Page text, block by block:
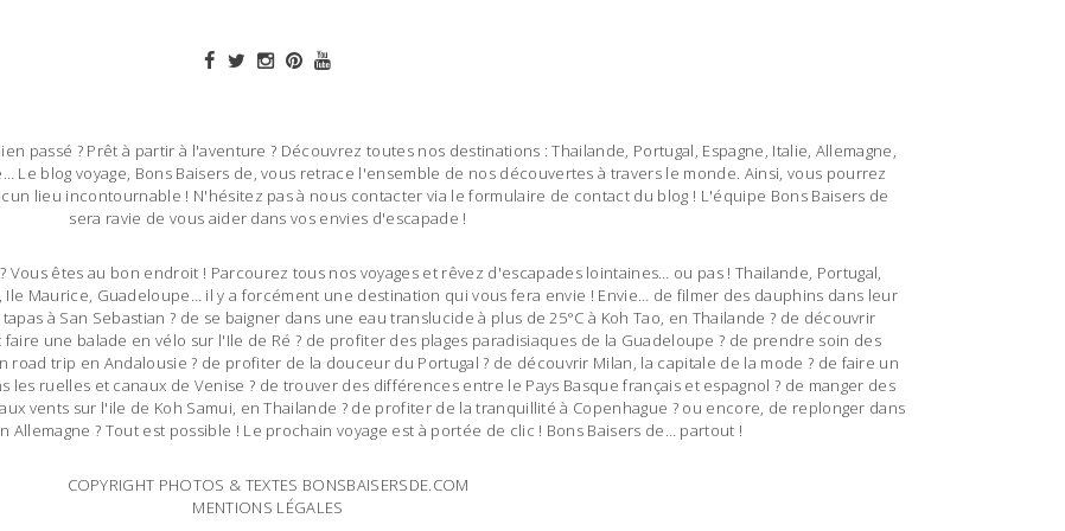
passé ? Prêt à partir à l'aventure ? Découvrez toutes nos destinations : Thailande, Portugal, Espagne, Italie, Allemagne,
Le blog voyage, Bons Baisers de, vous retrace l'ensemble de nos découvertes à travers le monde. Ainsi, vous pourrez
lieu incontournable ! N'hésitez pas à nous contacter via le formulaire de contact du blog ! L'équipe Bons Baisers de
sera ravie de vous aider dans vos envies d'escapade !
Vous êtes au bon endroit ! Parcourez tous nos voyages et rêvez d'escapades lointaines… ou pas ! Thailande, Portugal,
Ile Maurice, Guadeloupe… il y a forcément une destination qui vous fera envie ! Envie… de filmer des dauphins dans leur
à San Sebastian ? de se baigner dans une eau translucide à plus de 25°C à Koh Tao, en Thailande ? de découvrir
une balade en vélo sur l'Ile de Ré ? de profiter des plages paradisiaques de la Guadeloupe ? de prendre soin des
road trip en Andalousie ? de profiter de la douceur du Portugal ? de découvrir Milan, la capitale de la mode ? de faire un
les ruelles et canaux de Venise ? de trouver des différences entre le Pays Basque français et espagnol ? de manger des
vents sur l'ile de Koh Samui, en Thailande ? de profiter de la tranquillité à Copenhague ? ou encore, de replonger dans
Allemagne ? Tout est possible ! Le prochain voyage est à portée de clic ! Bons Baisers de… partout !
COPYRIGHT PHOTOS & TEXTES BONSBAISERSDE.COM
MENTIONS LÉGALES